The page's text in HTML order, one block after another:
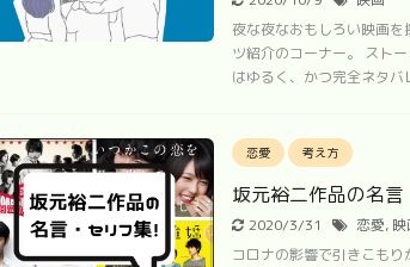
夜な夜なおもしろい映画
ツ紹介のコーナー。 スト
はゆるく、かつ完全ネタバ
恋愛 考え方
坂元裕二作品の名
2020/3/31 恋愛, 映
コロナの影響で引きこも